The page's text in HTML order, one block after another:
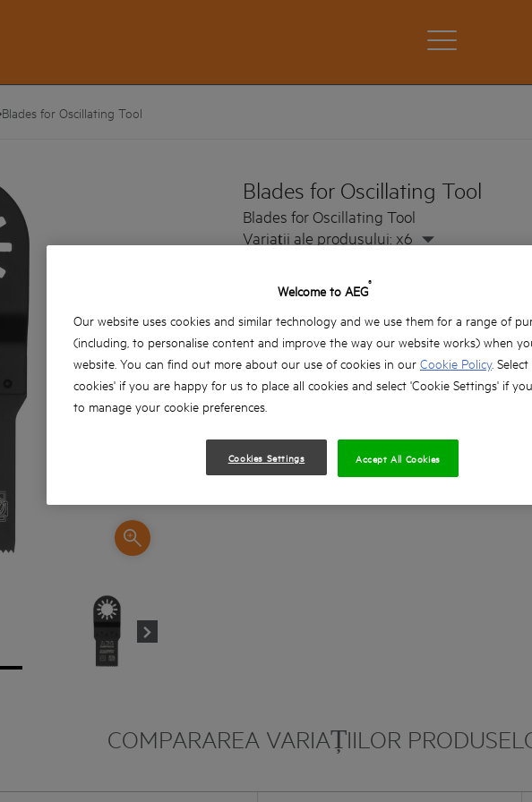
Blades for Oscillating Tool
Blades for Oscillating Tool
Blades for Oscillating Tool
Variații ale produsului: x6
COMPARAREA VARIAȚIILOR
Welcome to AEG®
Our website uses cookies and similar technology and we use them for a range of
(including, to personalise content and improve the way our website works) when
website. You can find out more about our use of cookies in our Cookie Policy.
cookies' if you are happy for us to place all cookies and select 'Cookie Settings' if
to manage your cookie preferences.
Cookies Settings Accept All Cookies